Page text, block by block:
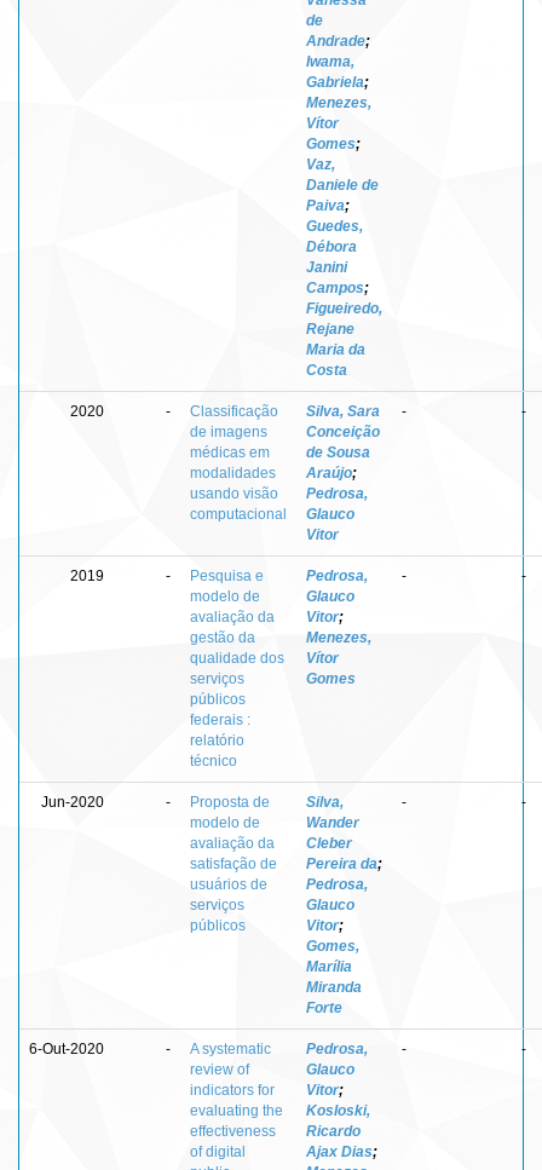
de
Andrade;
Iwama,
Gabriela;
Menezes,
Vítor
Gomes;
Vaz,
Daniele de
Paiva;
Guedes,
Débora
Janini
Campos;
Figueiredo,
Rejane
Maria da
Costa
2020 -
Classificação
de imagens
médicas em
modalidades
usando visão
computacional
Silva, Sara
Conceição
de Sousa
Araújo;
Pedrosa,
Glauco
Vitor
- -
2019 -
Pesquisa e
modelo de
avaliação da
gestão da
qualidade dos
serviços
públicos
federais :
relatório
técnico
Pedrosa,
Glauco
Vitor;
Menezes,
Vítor
Gomes
- -
Jun-2020 -
Proposta de
modelo de
avaliação da
satisfação de
usuários de
serviços
públicos
Silva,
Wander
Cleber
Pereira da;
Pedrosa,
Glauco
Vitor;
Gomes,
Marília
Miranda
Forte
- -
6-Out-2020 -
A systematic
review of
indicators for
evaluating the
effectiveness
of digital
Pedrosa,
Glauco
Vitor;
Kosloski,
Ricardo
Ajax Dias;
- -